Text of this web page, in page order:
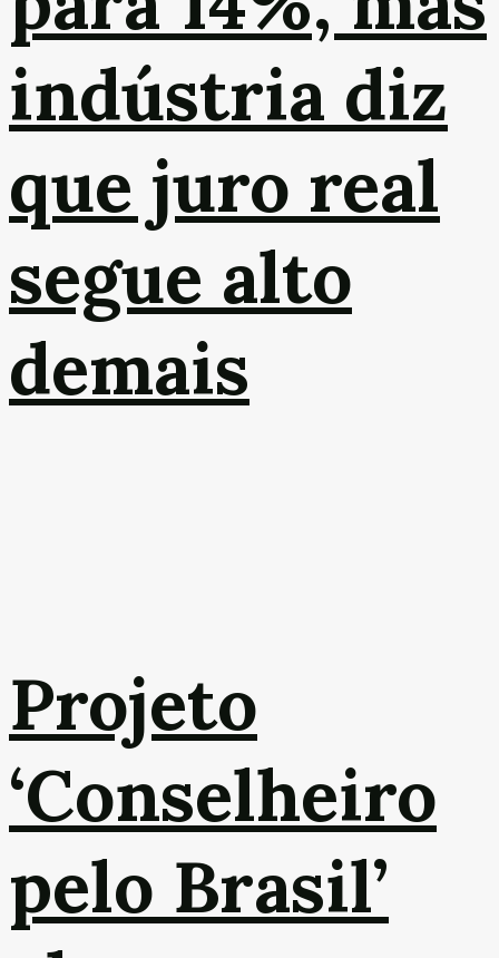
indústria diz
que juro real
segue alto
demais
Projeto
‘Conselheiro
pelo Brasil’